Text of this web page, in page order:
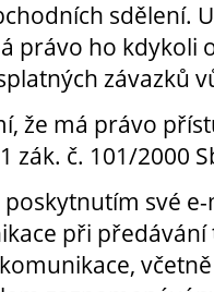
sdělení.
právo ho kdykoli
závazků
že má právo
zák. č. 101/2000
své
při předávání